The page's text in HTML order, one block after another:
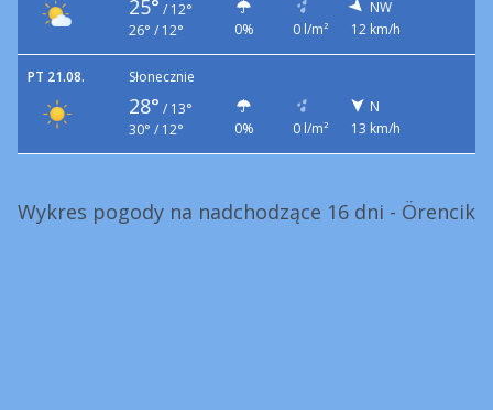
25° / 12°
26° / 12°
0% 0 l/m²
NW
12 km/h
PT 21.08. Słonecznie
28° / 13°
30° / 12°
0% 0 l/m²
N
13 km/h
Wykres pogody na nadchodzące 16 dni - Örencik